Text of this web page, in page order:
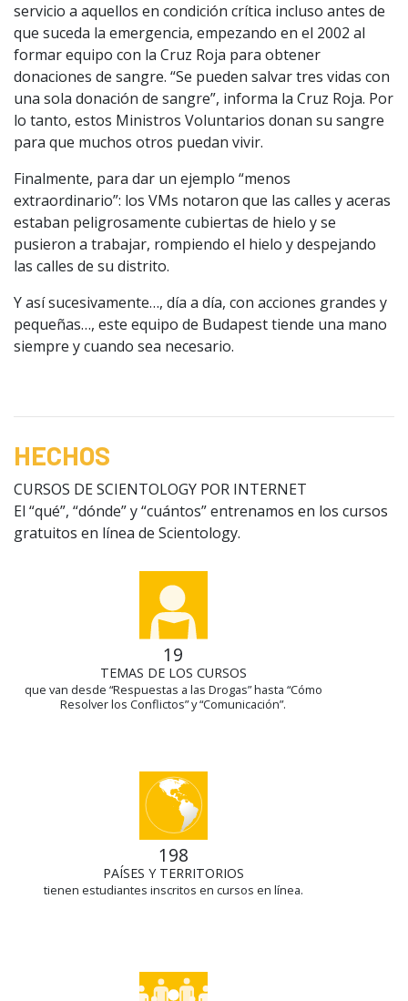
servicio a aquellos en condición crítica incluso antes de
que suceda la emergencia, empezando en el 2002 al
formar equipo con la Cruz Roja para obtener
donaciones de sangre. “Se pueden salvar tres vidas con
una sola donación de sangre”, informa la Cruz Roja. Por
lo tanto, estos Ministros Voluntarios donan su sangre
para que muchos otros puedan vivir.
Finalmente, para dar un ejemplo “menos
extraordinario”: los VMs notaron que las calles y aceras
estaban peligrosamente cubiertas de hielo y se
pusieron a trabajar, rompiendo el hielo y despejando
las calles de su distrito.
Y así sucesivamente…, día a día, con acciones grandes y
pequeñas…, este equipo de Budapest tiende una mano
siempre y cuando sea necesario.
HECHOS
CURSOS DE SCIENTOLOGY POR INTERNET
El “qué”, “dónde” y “cuántos” entrenamos en los cursos
gratuitos en línea de Scientology.
19
TEMAS DE LOS CURSOS
que van desde “Respuestas a las Drogas” hasta “Cómo
Resolver los Conflictos” y “Comunicación”.
198
PAÍSES Y TERRITORIOS
tienen estudiantes inscritos en cursos en línea.